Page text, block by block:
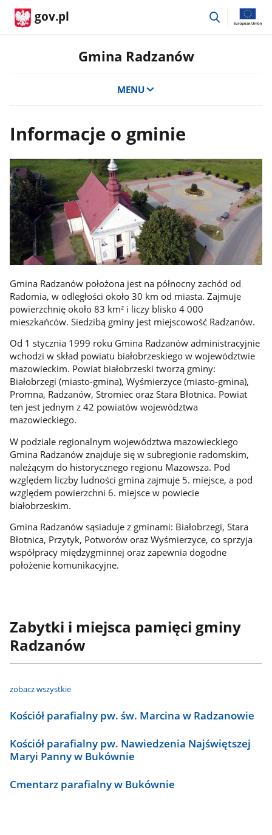
gov.pl
przejdź
Gmina Radzanów
MENU
Informacje o gminie
Gmina Radzanów położona jest na północny zachód od
Radomia, w odległości około 30 km od miasta. Zajmuje
powierzchnię około 83 km² i liczy blisko 4 000
mieszkańców. Siedzibą gminy jest miejscowość Radzanów.
Od 1 stycznia 1999 roku Gmina Radzanów administracyjnie
wchodzi w skład powiatu białobrzeskiego w województwie
mazowieckim. Powiat białobrzeski tworzą gminy:
Białobrzegi (miasto-gmina), Wyśmierzyce (miasto-gmina),
Promna, Radzanów, Stromiec oraz Stara Błotnica. Powiat
ten jest jednym z 42 powiatów województwa
mazowieckiego.
W podziale regionalnym województwa mazowieckiego
Gmina Radzanów znajduje się w subregionie radomskim,
należącym do historycznego regionu Mazowsza. Pod
względem liczby ludności gmina zajmuje 5. miejsce, a pod
względem powierzchni 6. miejsce w powiecie
białobrzeskim.
Gmina Radzanów sąsiaduje z gminami: Białobrzegi, Stara
Błotnica, Przytyk, Potworów oraz Wyśmierzyce, co sprzyja
współpracy międzygminnej oraz zapewnia dogodne
położenie komunikacyjne.
Zabytki i miejsca pamięci gminy
Radzanów
zobacz wszystkie
Kościół parafialny pw. św. Marcina w Radzanowie
Kościół parafialny pw. Nawiedzenia Najświętszej
Maryi Panny w Bukównie
Cmentarz parafialny w Bukównie